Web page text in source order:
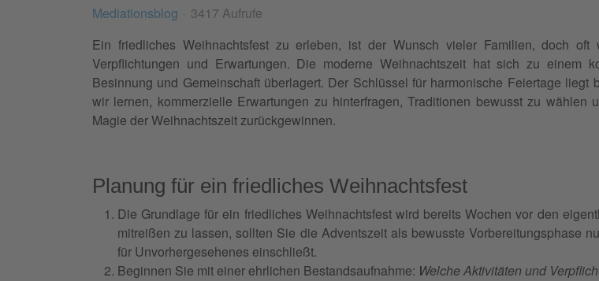
Mediationsblog
3417 Aufrufe
Ein friedliches Weihnachtsfest zu erleben, ist der Wunsch vieler Familien, doch
Verpflichtungen und Erwartungen. Die moderne Weihnachtszeit hat sich zu einem
Besinnung und Gemeinschaft überlagert. Der Schlüssel für harmonische Feiertage
wir lernen, kommerzielle Erwartungen zu hinterfragen, Traditionen bewusst zu
Magie der Weihnachtszeit zurückgewinnen.
Planung für ein friedliches Weihnachtsfest
Die Grundlage für ein friedliches Weihnachtsfest wird bereits Wochen vor den
mitreißen zu lassen, sollten Sie die Adventszeit als bewusste Vorbereitungsphase
für Unvorhergesehenes einschließt.
Beginnen Sie mit einer ehrlichen Bestandsaufnahme: Welche Aktivitäten und